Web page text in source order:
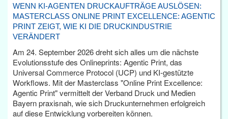
WENN KI-AGENTEN DRUCKAUFTRÄGE AUSLÖSEN:
MASTERCLASS ONLINE PRINT EXCELLENCE: AGENTIC
PRINT ZEIGT, WIE KI DIE DRUCKINDUSTRIE
VERÄNDERT
Am 24. September 2026 dreht sich alles um die nächste
Evolutionsstufe des Onlineprints: Agentic Print, das
Universal Commerce Protocol (UCP) und KI-gestützte
Workflows. Mit der Masterclass "Online Print Excellence:
Agentic Print" vermittelt der Verband Druck und Medien
Bayern praxisnah, wie sich Druckunternehmen erfolgreich
auf diese Entwicklung vorbereiten können.